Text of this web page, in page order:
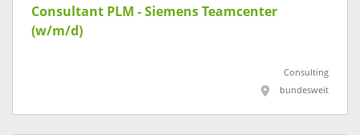
Consultant PLM - Siemens Teamcenter
(w/m/d)
Consulting
bundesweit